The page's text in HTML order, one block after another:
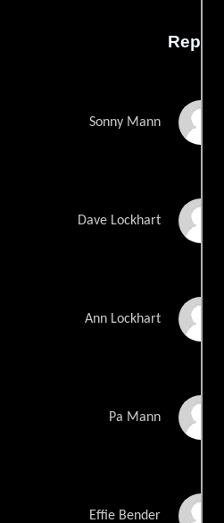
Reparto
Sonny Mann
Dave Lockhart
Ann Lockhart
Pa Mann
Effie Bender